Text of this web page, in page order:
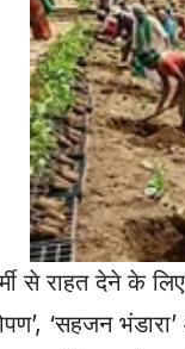
से राहत देने के
‘सहजन